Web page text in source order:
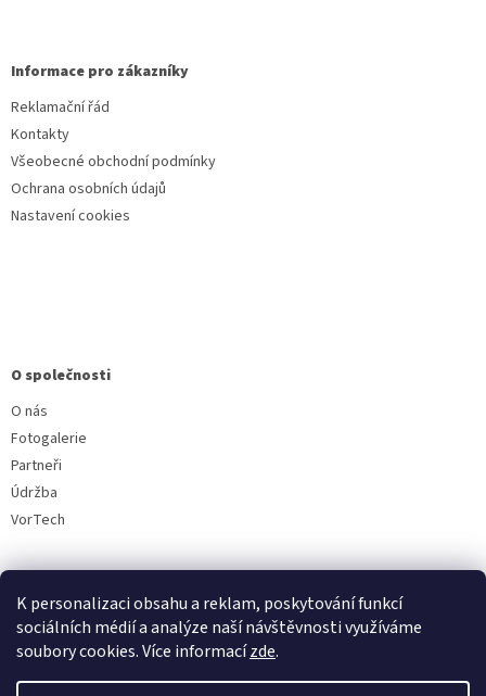
K personalizaci obsahu a reklam, poskytování funkcí
sociálních médií a analýze naší návštěvnosti využíváme
soubory cookies. Více informacízde.
Informace pro zákazníky
Reklamační řád
Kontakty
Všeobecné obchodní podmínky
Ochrana osobních údajů
Nastavení cookies
O společnosti
O nás
Fotogalerie
Partneři
Údržba
VorTech